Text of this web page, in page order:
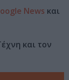
News και
και τον